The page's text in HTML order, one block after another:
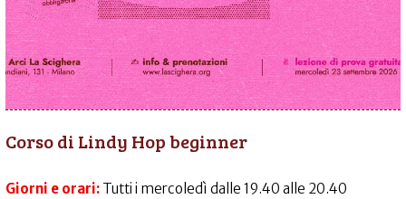
Corso di Lindy Hop beginner
Giorni e orari: Tutti i mercoledì dalle 19.40 alle 20.40